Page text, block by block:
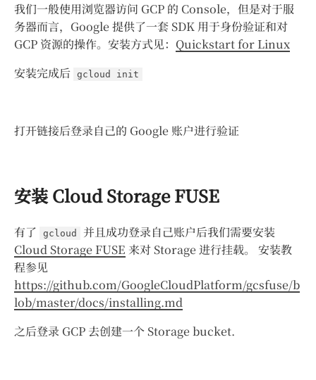
我们一般使用浏览器访问 GCP 的 Console，但是对于服
务器而言，Google 提供了一套 SDK 用于身份验证和对
GCP 资源的操作。安装方式见： Quickstart for Linux
安装完成后 gcloud init
打开链接后登录自己的 Google 账户进行验证
安装 Cloud Storage FUSE
有了 gcloud
并且成功登录自己账户后我们需要安装
Cloud Storage FUSE 来对 Storage 进行挂载。 安装教
程参见
https://github.com/GoogleCloudPlatform/gcsfuse/b
lob/master/docs/installing.md
之后登录 GCP 去创建一个 Storage bucket.